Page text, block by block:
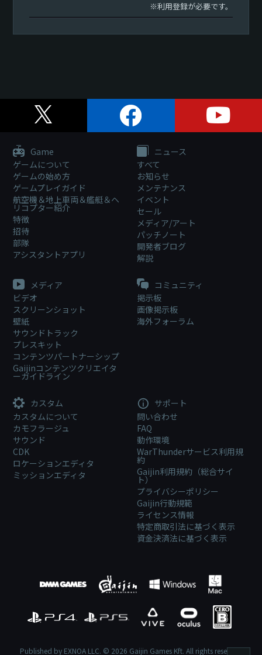
※利用登録が必要です。
Game
ゲームについて
ゲームの始め方
ゲームプレイガイド
航空機＆地上車両＆艦艇＆ヘ
リコプター紹介
特徴
招待
部隊
アシスタントアプリ
ニュース
すべて
お知らせ
メンテナンス
イベント
セール
メディア/アート
パッチノート
開発者ブログ
解説
メディア
ビデオ
スクリーンショット
壁紙
サウンドトラック
プレスキット
コンテンツパートナーシップ
Gaijinコンテンツクリエイタ
ーガイドライン
コミュニティ
掲示板
画像掲示板
海外フォーラム
カスタム
カスタムについて
カモフラージュ
サウンド
CDK
ロケーションエディタ
ミッションエディタ
サポート
問い合わせ
FAQ
動作環境
WarThunderサービス利用規
約
Gaijin利用規約（総合サイ
ト）
プライバシーポリシー
Gaijin行動規範
ライセンス情報
特定商取引法に基づく表示
資金決済法に基づく表示
Published by EXNOA LLC. © 2026 Gaijin Games Kft. All rights reserved.